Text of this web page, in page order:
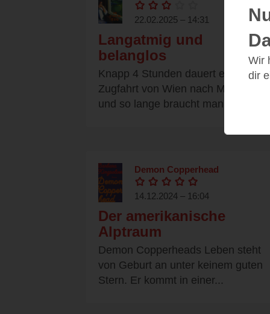
22.02.2025 – 14:31
Langatmig und
belanglos
Knapp 4 Stunden dauert eine
Zugfahrt von Wien nach München
und so lange braucht man auch...
Demon Copperhead
14.12.2024 – 16:04
Der amerikanische
Alptraum
Demon Copperheads Leben steht
von Geburt an unter keinem guten
Stern. Er kommt in einer...
Wir
dir